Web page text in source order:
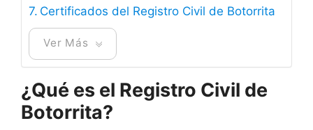
Certificados del Registro Civil de Botorrita
Ver Más
¿Qué es el Registro Civil de
Botorrita?